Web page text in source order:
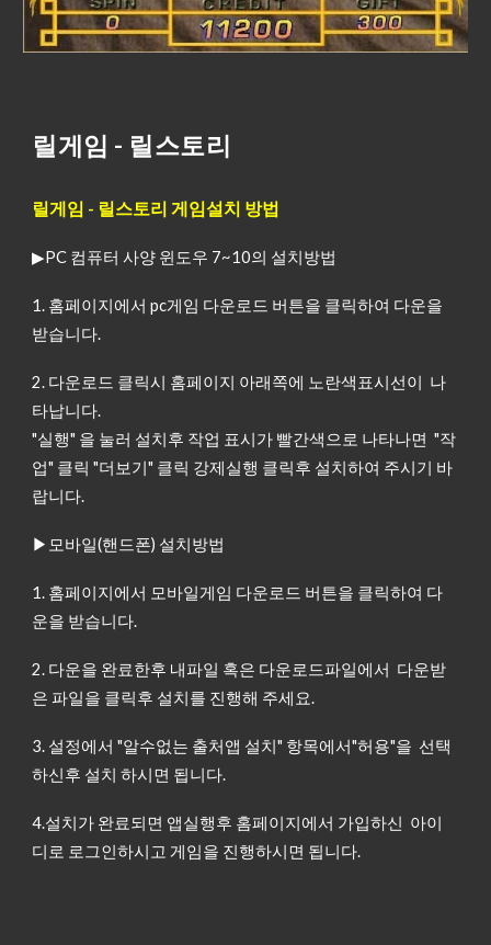
릴게임 - 릴스토리
릴게임 - 릴스토리 게임설치 방법
▶PC 컴퓨터 사양 윈도우 7~10의 설치방법
1. 홈페이지에서 pc게임 다운로드 버튼을 클릭하여 다운을
받습니다.
2. 다운로드 클릭시 홈페이지 아래쪽에 노란색표시선이 나
타납니다.
"실행" 을 눌러 설치후 작업 표시가 빨간색으로 나타나면 "작
업" 클릭 "더보기" 클릭 강제실행 클릭후 설치하여 주시기 바
랍니다.
▶모바일(핸드폰) 설치방법
1. 홈페이지에서 모바일게임 다운로드 버튼을 클릭하여 다
운을 받습니다.
2. 다운을 완료한후 내파일 혹은 다운로드파일에서 다운받
은 파일을 클릭후 설치를 진행해 주세요.
3. 설정에서 "알수없는 출처앱 설치" 항목에서"허용"을 선택
하신후 설치 하시면 됩니다.
4.설치가 완료되면 앱실행후 홈페이지에서 가입하신 아이
디로 로그인하시고 게임을 진행하시면 됩니다.